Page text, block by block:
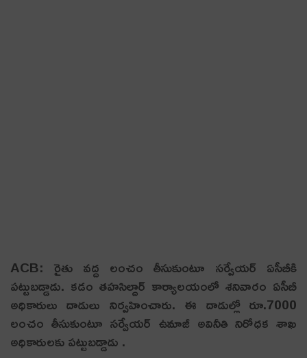
ACB: రైతు వద్ద లంచం తీసుకుంటూ సర్వేయర్ ఏసీబీకి
పట్టుబడ్డాడు. కడం తహసిల్దార్ కార్యాలయంలో శనివారం ఏసీబీ
అధికారులు దాడులు నిర్వహించారు. ఈ దాడుల్లో రూ.7000
లంచం తీసుకుంటూ సర్వేయర్ ఉమాజీ అవినీతి నిరోధక శాఖ
అధికారులకు పట్టుబడ్డాడు .